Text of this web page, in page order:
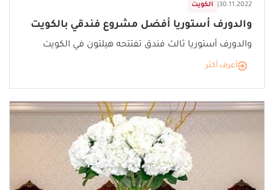
الكويت 30.11.2022
والدورف أستوريا أفضل مشروع فندقي بالكويت
والدورف أستوريا ثالث فندق تفتتحه هيلتون في الكويت
أعرف أكثر